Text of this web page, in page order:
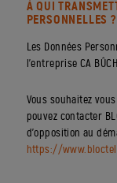
À QUI
PERSONNELLES ?
Les Données
l’entreprise CA
Vous souhaitez
pouvez contacter
d’opposition au
https://